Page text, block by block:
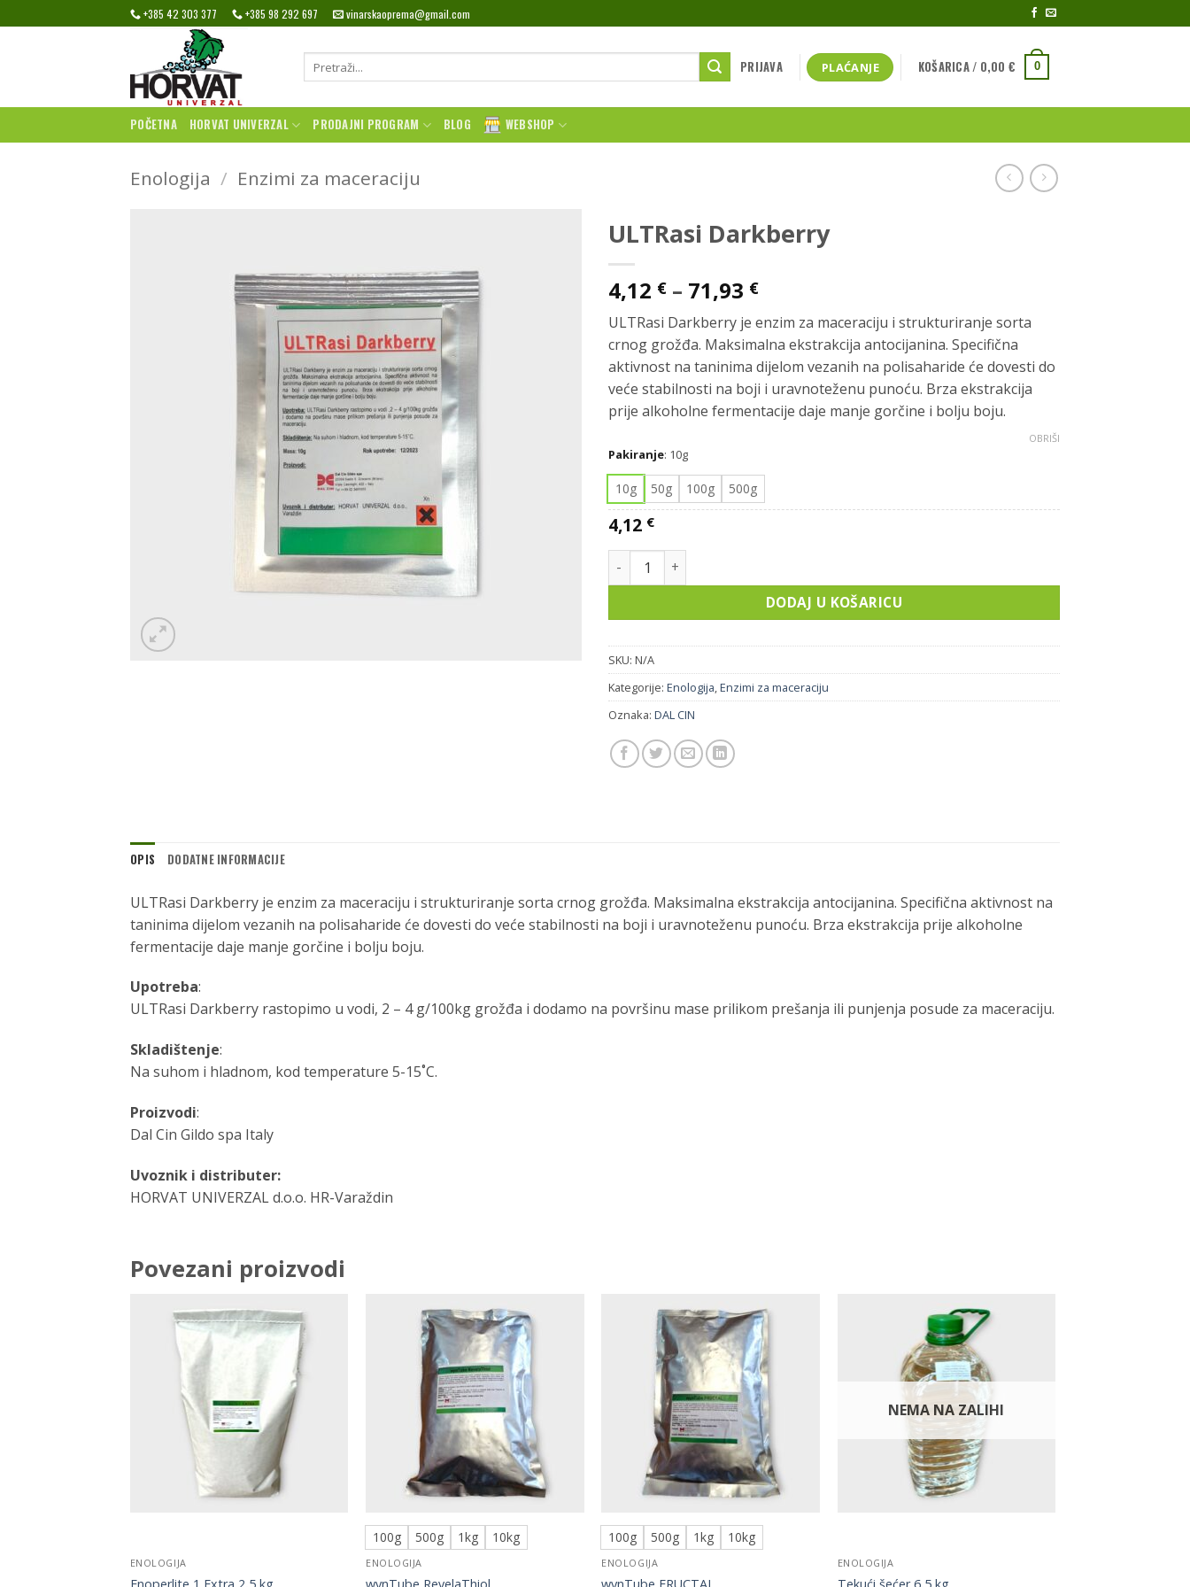
to
+385 42 303 377 +385 98 292 697 vinarskaoprema@gmail.com
Pretraži: PRIJAVA PLAĆANJE KOŠARICA / 0,00 € 0
POČETNA HORVAT UNIVERZAL PRODAJNI PROGRAM BLOG WEBSHOP
Enologija / Enzimi za maceraciju
ULTRasi Darkberry
4,12 € – 71,93 €Raspon
cijena:
od
4,12 €
do
71,93 €
ULTRasi Darkberry je enzim za maceraciju i strukturiranje sorta
crnog grožđa. Maksimalna ekstrakcija antocijanina. Specifična
aktivnost na taninima dijelom vezanih na polisaharide će dovesti do
veće stabilnosti na boji i uravnoteženu punoću. Brza ekstrakcija
prije alkoholne fermentacije daje manje gorčine i bolju boju.
Pakiranje: 10g
10g 50g 100g 500g
OBRIŠI
4,12 €
ULTRasi Darkberry količina
DODAJ U KOŠARICU
SKU: N/A
Kategorije: Enologija,Enzimi za maceraciju
Oznaka: DAL CIN
OPIS DODATNE INFORMACIJE
ULTRasi Darkberry je enzim za maceraciju i strukturiranje sorta crnog grožđa. Maksimalna ekstrakcija antocijanina. Specifična aktivnost na
taninima dijelom vezanih na polisaharide će dovesti do veće stabilnosti na boji i uravnoteženu punoću. Brza ekstrakcija prije alkoholne
fermentacije daje manje gorčine i bolju boju.
Upotreba:
ULTRasi Darkberry rastopimo u vodi, 2 – 4 g/100kg grožđa i dodamo na površinu mase prilikom prešanja ili punjenja posude za maceraciju.
Skladištenje:
Na suhom i hladnom, kod temperature 5-15˚C.
Proizvodi:
Dal Cin Gildo spa Italy
Uvoznik i distributer:
HORVAT UNIVERZAL d.o.o. HR-Varaždin
Povezani proizvodi
ENOLOGIJA
100g 500g 1kg 10kg
ENOLOGIJA
100g 500g 1kg 10kg
ENOLOGIJA
NEMA NA ZALIHI
ENOLOGIJA